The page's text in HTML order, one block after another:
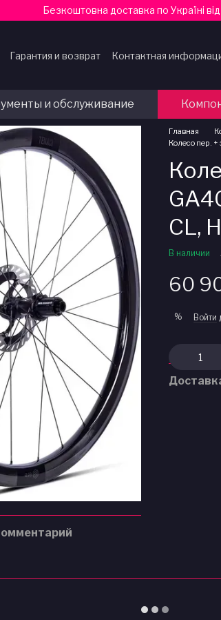
Безкоштовна доставка по Україні
Гарантия и возврат Контактная
и обслуживание
Главная
Колесо пер.
CL,
В наличии
60
% Войти